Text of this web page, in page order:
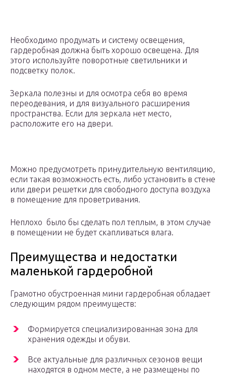
Необходимо продумать и систему освещения,
гардеробная должна быть хорошо освещена. Для
этого используйте поворотные светильники и
подсветку полок.
Зеркала полезны и для осмотра себя во время
переодевания, и для визуального расширения
пространства. Если для зеркала нет место,
расположите его на двери.
Можно предусмотреть принудительную вентиляцию,
если такая возможность есть, либо установить в стене
или двери решетки для свободного доступа воздуха
в помещение для проветривания.
Неплохо было бы сделать пол теплым, в этом случае
в помещении не будет скапливаться влага.
Преимущества и недостатки
маленькой гардеробной
Грамотно обустроенная мини гардеробная обладает
следующим рядом преимуществ:
Формируется специализированная зона для
хранения одежды и обуви.
Все актуальные для различных сезонов вещи
находятся в одном месте, а не размещены по